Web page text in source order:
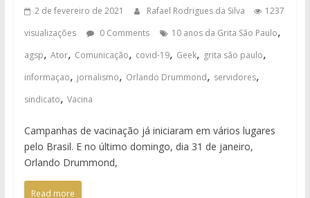
2 de fevereiro de 2021 Rafael Rodrigues da Silva
1237
visualizações
0 Comments 10 anos da Grita São Paulo,
agsp, Ator, Comunicação, covid-19, Geek, grita são paulo,
informaçao, jornalismo, Orlando Drummond, servidores,
sindicato, Vacina
Campanhas de vacinação já iniciaram em vários lugares
pelo Brasil. E no último domingo, dia 31 de janeiro,
Orlando Drummond,
Read more